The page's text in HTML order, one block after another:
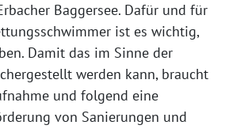
Baggersee. Dafür und für
ist es wichtig,
Damit das im Sinne der
werden kann, braucht
und folgend eine
von Sanierungen und